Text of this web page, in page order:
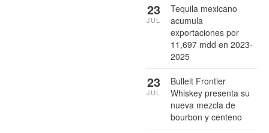
Tequila mexicano
acumula
exportaciones por
11,697 mdd en 2023-
2025
23
JUL
Bulleit Frontier
Whiskey presenta su
nueva mezcla de
bourbon y centeno
23
JUL